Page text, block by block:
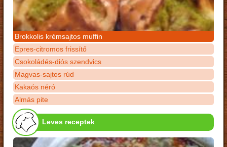
Brokkolis krémsajtos muffin
Epres-citromos frissítő
Csokoládés-diós szendvics
Magvas-sajtos rúd
Kakaós néró
Almás pite
Leves receptek